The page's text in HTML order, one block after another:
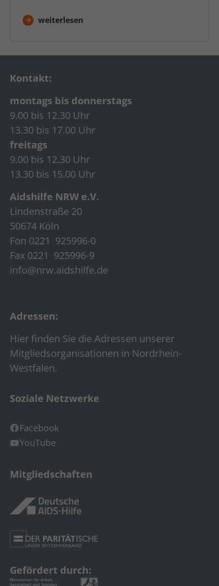
weiterlesen
Kontakt:
montags bis donnerstags
9.00 bis 12.30 Uhr
13.30 bis 17.00 Uhr
freitags
9.00 bis 12.30 Uhr
13.30 bis 15.00 Uhr
Aidshilfe NRW e.V.
Lindenstraße 20
50674 Köln
Fon 0221 925996-0
Fax 0221 925996-9
info@nrw.aidshilfe.de
Adressen:
Hier finden Sie die Adressen unserer
Mitgliedsorganisationen in Nordrhein-
Westfalen.
Soziale Netzwerke
Facebook
YouTube
Mitgliedschaften
Gefördert durch: